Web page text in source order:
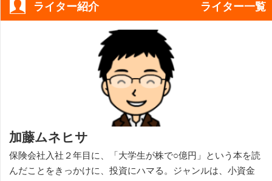
ライター紹介 ライター一覧
加藤ムネヒサ
保険会社入社２年目に、「大学生が株で○億円」という本を読
んだことをきっかけに、投資にハマる。ジャンルは、小資金